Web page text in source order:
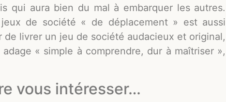
qui aura bien du mal à embarquer les autres.
de société « de déplacement » est aussi
livrer un jeu de société audacieux et original,
adage « simple à comprendre, dur à maîtriser »,
vous intéresser…